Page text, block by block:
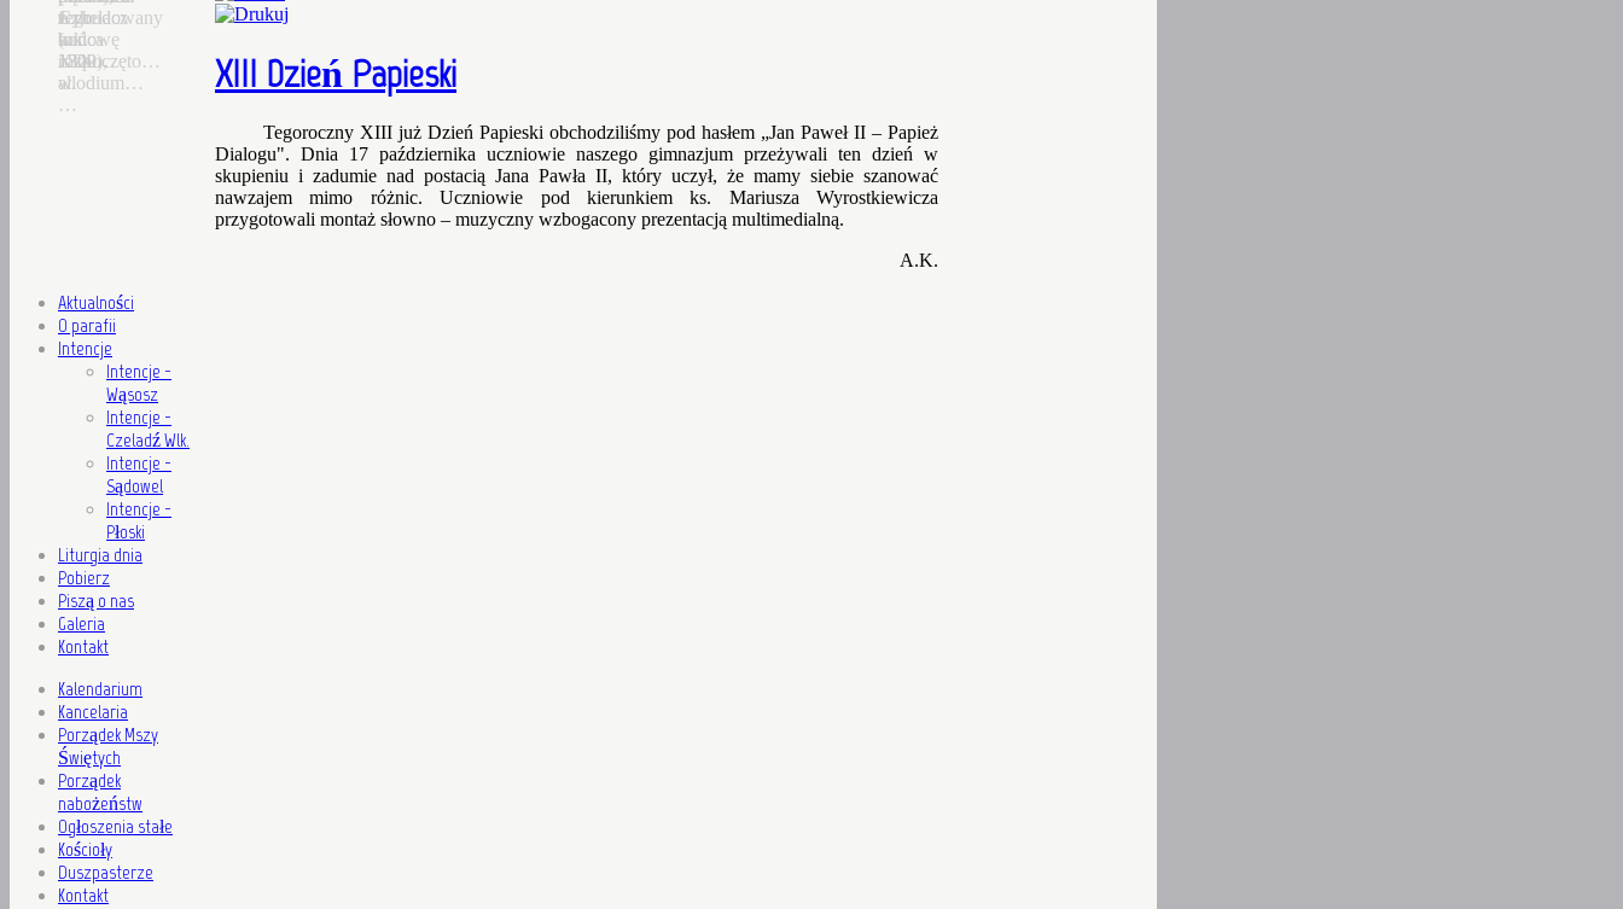
Czhelacz
(ok.
1300),
allodium…
z
końca
XIX
w.
…
Jego
budowę
rozpoczęto…
wybudowany
w
1822…
XIII Dzień Papieski
Tegoroczny XIII już Dzień Papieski obchodziliśmy pod hasłem „Jan Paweł II – Papież
Dialogu". Dnia 17 października uczniowie naszego gimnazjum przeżywali ten dzień w
skupieniu i zadumie nad postacią Jana Pawła II, który uczył, że mamy siebie szanować
nawzajem mimo różnic. Uczniowie pod kierunkiem ks. Mariusza Wyrostkiewicza
przygotowali montaż słowno – muzyczny wzbogacony prezentacją multimedialną.
A.K.
Aktualności
O parafii
Intencje
Intencje -
Wąsosz
Intencje -
Czeladź Wlk.
Intencje -
Sądowel
Intencje -
Płoski
Liturgia dnia
Pobierz
Piszą o nas
Galeria
Kontakt
Kalendarium
Kancelaria
Porządek Mszy
Świętych
Porządek
nabożeństw
Ogłoszenia stałe
Kościoły
Duszpasterze
Kontakt